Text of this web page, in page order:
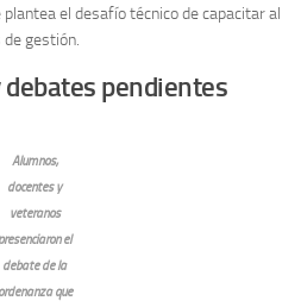
el desafío técnico de capacitar al
gestión.
pendientes
Alumnos,
docentes y
veteranos
presenciaron el
debate de la
ordenanza que